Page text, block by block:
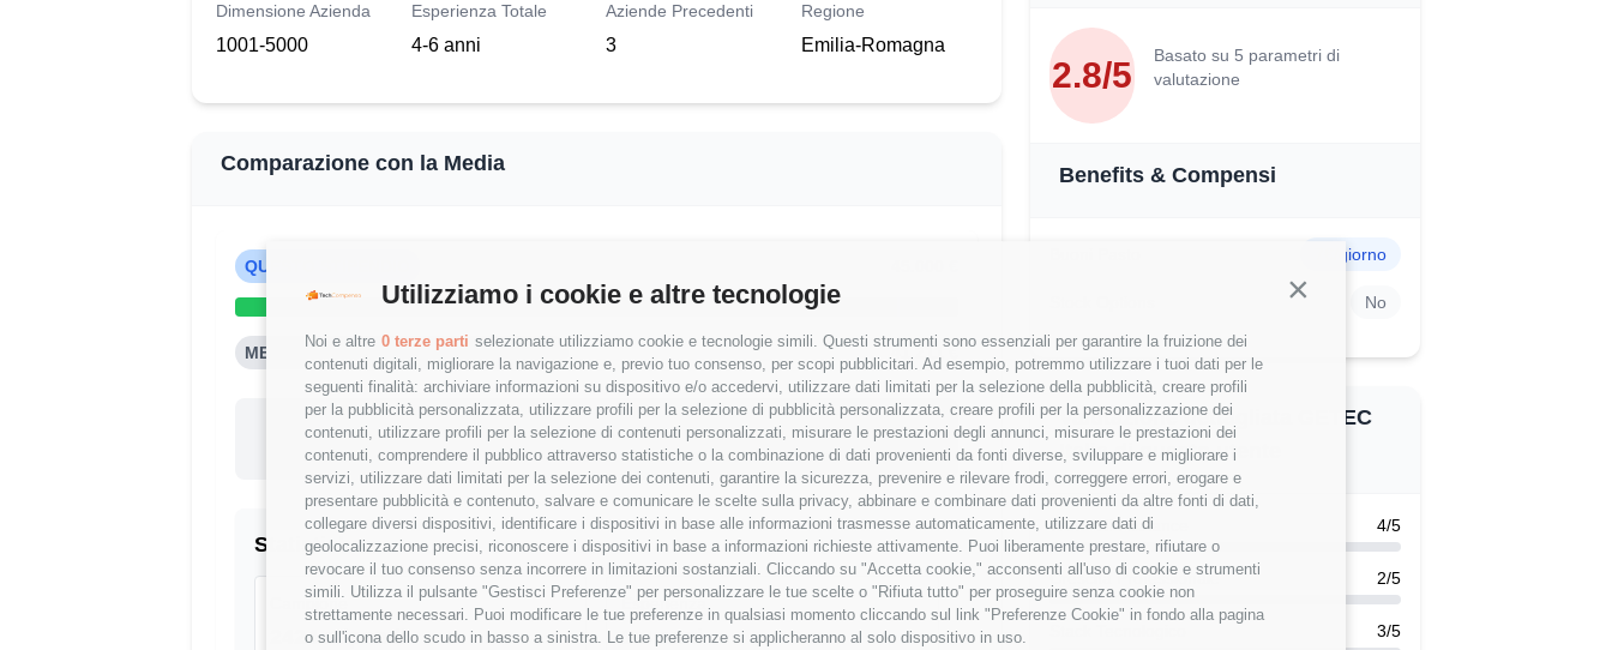
Continua senza accettare
Utilizziamo i cookie e altre tecnologie
Noi e altre 0 terze parti selezionate utilizziamo cookie e tecnologie simili. Questi strumenti sono essenziali per garantire la fruizione dei
contenuti digitali, migliorare la navigazione e, previo tuo consenso, per scopi pubblicitari. Ad esempio, potremmo utilizzare i tuoi dati per le
seguenti finalità: archiviare informazioni su dispositivo e/o accedervi, utilizzare dati limitati per la selezione della pubblicità, creare profili
per la pubblicità personalizzata, utilizzare profili per la selezione di pubblicità personalizzata, creare profili per la personalizzazione dei
contenuti, utilizzare profili per la selezione di contenuti personalizzati, misurare le prestazioni degli annunci, misurare le prestazioni dei
contenuti, comprendere il pubblico attraverso statistiche o la combinazione di dati provenienti da fonti diverse, sviluppare e migliorare i
servizi, utilizzare dati limitati per la selezione dei contenuti, garantire la sicurezza, prevenire e rilevare frodi, correggere errori, erogare e
presentare pubblicità e contenuto, salvare e comunicare le scelte sulla privacy, abbinare e combinare dati provenienti da altre fonti di dati,
collegare diversi dispositivi, identificare i dispositivi in base alle informazioni trasmesse automaticamente, utilizzare dati di
geolocalizzazione precisi, riconoscere i dispositivi in base a informazioni richieste attivamente. Puoi liberamente prestare, rifiutare o
revocare il tuo consenso senza incorrere in limitazioni sostanziali. Cliccando su "Accetta cookie," acconsenti all'uso di cookie e strumenti
simili. Utilizza il pulsante "Gestisci Preferenze" per personalizzare le tue scelte o "Rifiuta tutto" per proseguire senza cookie non
strettamente necessari. Puoi modificare le tue preferenze in qualsiasi momento cliccando sul link "Preferenze Cookie" in fondo alla pagina
o sull'icona dello scudo in basso a sinistra. Le tue preferenze si applicheranno al solo dispositivo in uso.
Dimensione Azienda
1001-5000
Esperienza Totale
4-6 anni
Aziende Precedenti
3
Regione
Emilia-Romagna
Comparazione con la Media
QUESTO STIPENDIO
MEDIA PROJECT MANAGER (1-3 ANNI) 41,211 €
Questo stipendio è al 66 ° percentile
+9.19% rispetto alla media
Statistiche
Campione
2424 stipendi
Esperienza
1-3 anni
2.8/5
Basato su 5 parametri di
valutazione
Benefits & Compensi
7€/giorno
No
Valutazione dettagliata GETEC
Italia di questo utente
Work-Life Balance 4/5
Crescita Professionale 2/5
3/5